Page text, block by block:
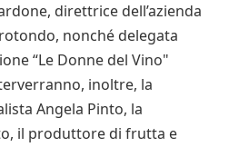
direttrice dell’azienda
nonché delegata
“Le Donne del Vino"
inoltre, la
Angela Pinto, la
il produttore di frutta e